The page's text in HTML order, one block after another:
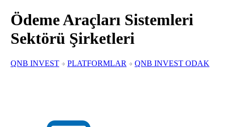
Ödeme Araçları Sistemleri
Sektörü Şirketleri
QNB INVEST PLATFORMLAR QNB INVEST ODAK